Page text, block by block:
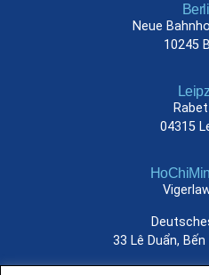
Neue
10245
04315
33 Lê Duẩn, Bến